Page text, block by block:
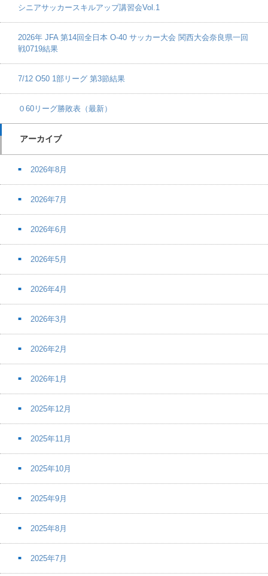
シニアサッカースキルアップ講習会Vol.1
2026年 JFA 第14回全日本 O-40 サッカー大会 関西大会奈良県一回
戦0719結果
7/12 O50 1部リーグ 第3節結果
０60リーグ勝敗表（最新）
アーカイブ
2026年8月
2026年7月
2026年6月
2026年5月
2026年4月
2026年3月
2026年2月
2026年1月
2025年12月
2025年11月
2025年10月
2025年9月
2025年8月
2025年7月